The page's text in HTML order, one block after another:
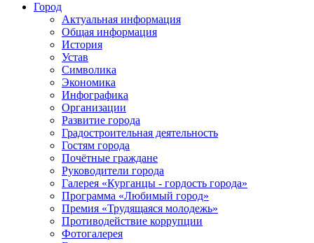
Город
Актуальная информация
Общая информация
История
Устав
Символика
Экономика
Инфографика
Организации
Развитие города
Градостроительная деятельность
Гостям города
Почётные граждане
Руководители города
Галерея «Курганцы - гордость города»
Программа «Любимый город»
Премия «Трудящаяся молодежь»
Противодействие коррупции
Фотогалерея